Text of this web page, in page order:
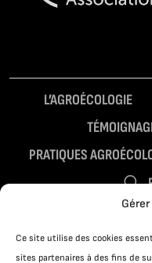
Ce site utilise des cookies
sites partenaires à des fins de
L’AGROÉCOLOGIE
PRATIQUES